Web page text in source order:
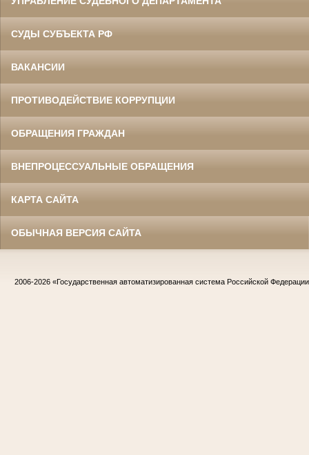
СУДЫ СУБЪЕКТА РФ
ВАКАНСИИ
ПРОТИВОДЕЙСТВИЕ КОРРУПЦИИ
ОБРАЩЕНИЯ ГРАЖДАН
ВНЕПРОЦЕССУАЛЬНЫЕ ОБРАЩЕНИЯ
КАРТА САЙТА
ОБЫЧНАЯ ВЕРСИЯ САЙТА
2006-2026 «Государственная автоматизированная система Российской